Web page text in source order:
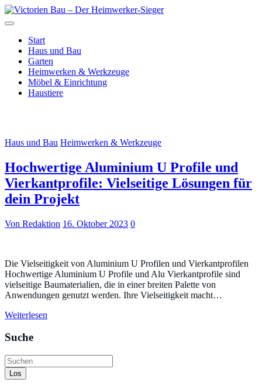
Zum
Inhalt
Victorien Bau – Der
Heimwerker-Sieger
Start
Haus und Bau
Garten
Heimwerken & Werkzeuge
Möbel & Einrichtung
Haustiere
Haus und Bau Heimwerken & Werkzeuge
Hochwertige Aluminium U Profile und
Vierkantprofile: Vielseitige Lösungen für
dein Projekt
Von Redaktion 16. Oktober 2023 0
Die Vielseitigkeit von Aluminium U Profilen und Vierkantprofilen
Hochwertige Aluminium U Profile und Alu Vierkantprofile sind
vielseitige Baumaterialien, die in einer breiten Palette von
Anwendungen genutzt werden. Ihre Vielseitigkeit macht…
Weiterlesen
Suche
Los